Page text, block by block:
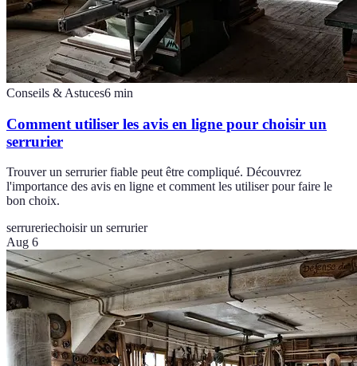
Conseils & Astuces6 min
Comment utiliser les avis en ligne pour choisir un
serrurier
Trouver un serrurier fiable peut être compliqué. Découvrez
l'importance des avis en ligne et comment les utiliser pour faire le
bon choix.
serrureriechoisir un serrurier
Aug 6